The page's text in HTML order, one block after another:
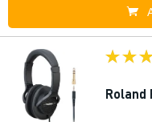
Roland